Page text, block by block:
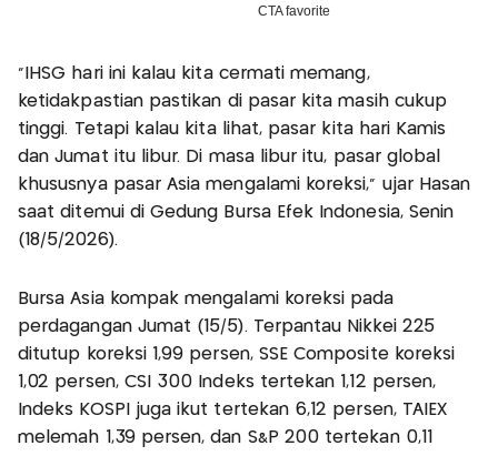
"IHSG hari ini kalau kita cermati memang,
ketidakpastian pastikan di pasar kita masih cukup
tinggi. Tetapi kalau kita lihat, pasar kita hari Kamis
dan Jumat itu libur. Di masa libur itu, pasar global
khususnya pasar Asia mengalami koreksi," ujar Hasan
saat ditemui di Gedung Bursa Efek Indonesia, Senin
(18/5/2026).
Bursa Asia kompak mengalami koreksi pada
perdagangan Jumat (15/5). Terpantau Nikkei 225
ditutup koreksi 1,99 persen, SSE Composite koreksi
1,02 persen, CSI 300 Indeks tertekan 1,12 persen,
Indeks KOSPI juga ikut tertekan 6,12 persen, TAIEX
melemah 1,39 persen, dan S&P 200 tertekan 0,11